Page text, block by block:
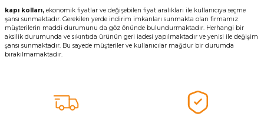
kapı kolları, ekonomik fiyatlar ve değişebilen fiyat aralıkları ile kullanıcıya seçme
şansı sunmaktadır. Gerekilen yerde indirim imkanları sunmakta olan firmamız
müşterilerin maddi durumunu da göz önünde bulundurmaktadır. Herhangi bir
aksilik durumunda ve sıkıntıda ürünün geri iadesi yapılmaktadır ve yenisi ile değişim
şansı sunmaktadır. Bu sayede müşteriler ve kullanıcılar mağdur bir durumda
bırakılmamaktadır.